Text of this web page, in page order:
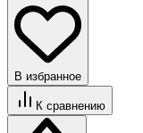
В избранное
К сравнению